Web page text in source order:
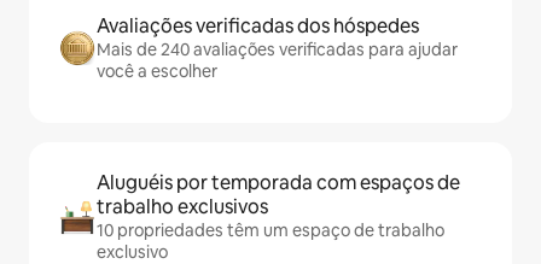
Avaliações verificadas dos hóspedes
Mais de 240 avaliações verificadas para ajudar
você a escolher
Aluguéis por temporada com espaços de
trabalho exclusivos
10 propriedades têm um espaço de trabalho
exclusivo